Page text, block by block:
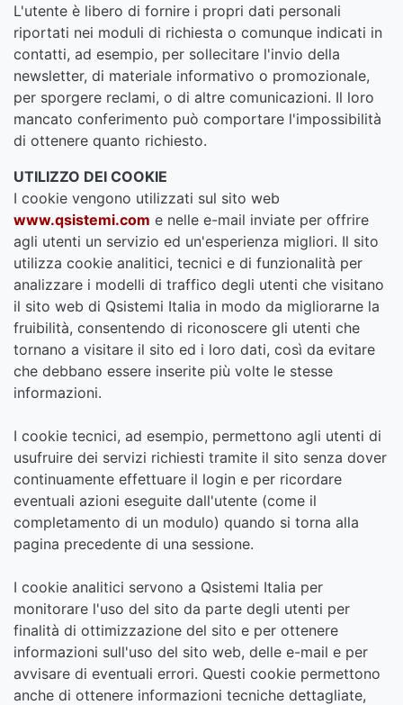
L'utente è libero di fornire i propri dati personali
riportati nei moduli di richiesta o comunque indicati in
contatti, ad esempio, per sollecitare l'invio della
newsletter, di materiale informativo o promozionale,
per sporgere reclami, o di altre comunicazioni. Il loro
mancato conferimento può comportare l'impossibilità
di ottenere quanto richiesto.
UTILIZZO DEI COOKIE
I cookie vengono utilizzati sul sito web
www.qsistemi.com e nelle e-mail inviate per offrire
agli utenti un servizio ed un'esperienza migliori. Il sito
utilizza cookie analitici, tecnici e di funzionalità per
analizzare i modelli di traffico degli utenti che visitano
il sito web di Qsistemi Italia in modo da migliorarne la
fruibilità, consentendo di riconoscere gli utenti che
tornano a visitare il sito ed i loro dati, così da evitare
che debbano essere inserite più volte le stesse
informazioni.
I cookie tecnici, ad esempio, permettono agli utenti di
usufruire dei servizi richiesti tramite il sito senza dover
continuamente effettuare il login e per ricordare
eventuali azioni eseguite dall'utente (come il
completamento di un modulo) quando si torna alla
pagina precedente di una sessione.
I cookie analitici servono a Qsistemi Italia per
monitorare l'uso del sito da parte degli utenti per
finalità di ottimizzazione del sito e per ottenere
informazioni sull'uso del sito web, delle e-mail e per
avvisare di eventuali errori. Questi cookie permettono
anche di ottenere informazioni tecniche dettagliate,